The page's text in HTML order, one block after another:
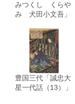
みつくし くらや
み 犬田小文吾」
豊国三代「誠忠大
星一代話（13）」